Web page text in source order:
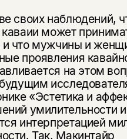
своих наблюдений,
каваии может
и что мужчины и
проявления
на этом
«Эстетика и
умилительности и
интерпретацией
Так, Макинтайр